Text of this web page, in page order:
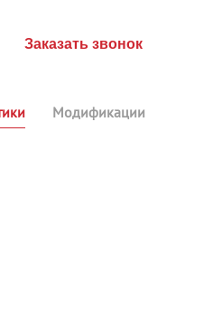
Заказать звонок
Модификации